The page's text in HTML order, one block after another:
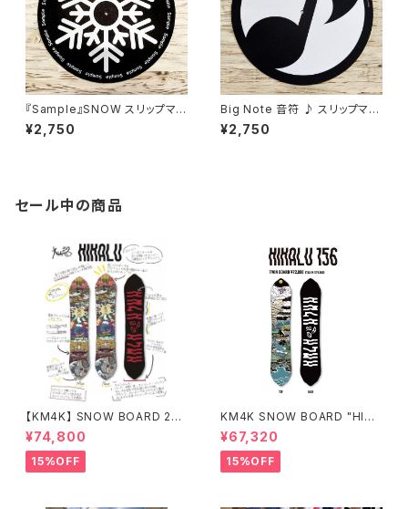
『Sample』SNOW スリップマッ
ト ターンテーブルマット フェルト
製 12インチ
¥2,750
Big Note 音符 ♪ スリップマッ
ト ターンテーブルマット フェルト
製 12インチ
¥2,750
セール中の商品
【KM4K】 SNOW BOARD 25/
¥74,800
15%OFF
KM4K SNOW BOARD "HIKA
LU 156" 平良光シグネチャーボ
ード
¥67,320
15%OFF